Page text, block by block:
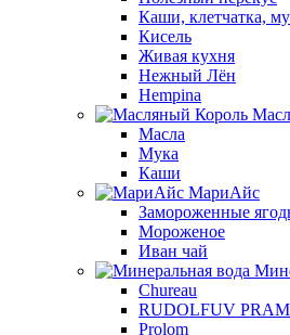
Каши, клетчатка,
Кисель
Живая кухня
Нежный Лён
Hempina
Масла
Мука
Каши
МариАйс
Замороженные
Мороженое
Иван чай
Chureau
RUDOLFUV
Prolom